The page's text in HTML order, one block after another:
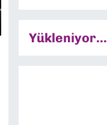
Yükleniyor...